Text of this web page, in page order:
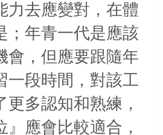
力去應變對，在體
；年青一代是應該
會，但應要跟隨年
一段時間，對該工
更多認知和熟練，
』應會比較適合，